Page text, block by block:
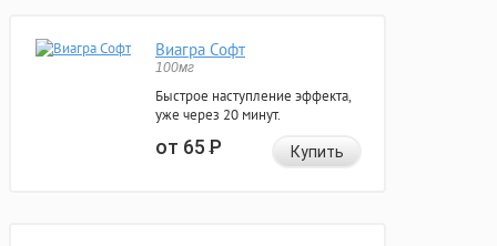
Виагра Софт
100мг
Быстрое наступление эффекта,
уже через 20 минут.
от 65Р Купить